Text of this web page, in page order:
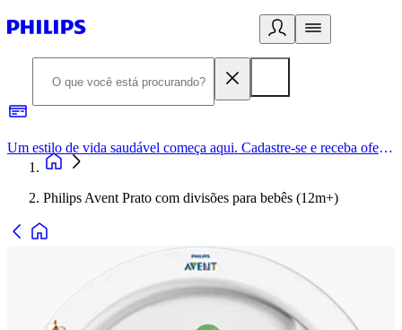
Um estilo de vida saudável começa aqui. Cadastre-se e receba ofertas exclusivas.
Philips Avent Prato com divisões para bebês (12m+)